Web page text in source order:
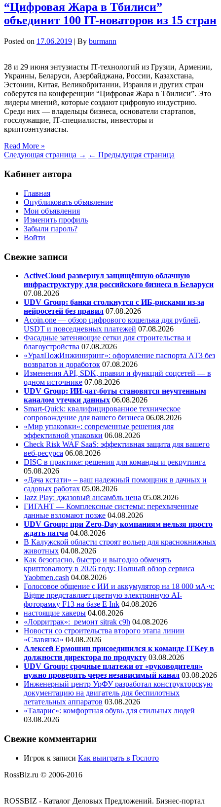
“Цифровая Жара в Тбилиси”
объединит 100 IT-новаторов из 15 стран
Posted on 17.06.2019 | By burmann
28 и 29 июня энтузиасты IT-технологий из Грузии, Армении,
Украины, Беларуси, Азербайджана, России, Казахстана,
Эстонии, Китая, Великобритании, Израиля и других стран
соберутся на конференции “Цифровая Жара в Тбилиси”. Это
лидеры мнений, которые создают цифровую индустрию.
Среди них — владельцы бизнеса, основатели стартапов,
госслужащие, IT-специалисты, инвесторы и
криптоэнтузиасты.
Read More »
Следующая страница → ← Предыдущая страница
Кабинет автора
Главная
Опубликовать объявление
Мои объявления
Изменить профиль
Забыли пароль?
Войти
Свежие записи
ActiveCloud развернул защищённую облачную
инфраструктуру для российского бизнеса в Беларуси
07.08.2026
UDV Group: банки столкнутся с ИБ-рисками из-за
нейросетей без правил 07.08.2026
Acoin.one — обзор цифрового кошелька для рублей,
USDT и повседневных платежей 07.08.2026
Фасадные затеняющие сетки для строительства и
благоустройства 07.08.2026
«УралПожИнжиниринг»: оформление паспорта АТЗ без
возвратов и доработок 07.08.2026
Изменения API, SDK, правил и функций соцсетей — в
одном источнике 07.08.2026
UDV Group: ИИ-чат-боты становятся неучтенным
каналом утечки данных 06.08.2026
Smart-Quick: квалифицированное техническое
сопровождение для вашего бизнеса 06.08.2026
«Мир упаковки»: современные решения для
эффективной упаковки 06.08.2026
Check Risk WAF SaaS: эффективная защита для вашего
веб-ресурса 06.08.2026
DISC в практике: решения для команды и рекрутинга
05.08.2026
«Дача кстати» – ваш надежный помощник в дачных и
садовых работах 05.08.2026
Jazz Play: джазовый ансамбль цена 05.08.2026
ГИГАНТ — Комплексные системы: перехваченные
данные взломают позже 04.08.2026
UDV Group: при Zero-Day компаниям нельзя просто
ждать патча 04.08.2026
В Калужской области строят вольер для краснокнижных
животных 04.08.2026
Как безопасно, быстро и выгодно обменять
криптовалюту в 2026 году: Полный обзор сервиса
Yaobmen.cash 04.08.2026
Голосовое общение с ИИ и аккумулятор на 18 000 мА·ч:
Bigme представляет цветную электронную AI-
фоторамку F13 на базе E Ink 04.08.2026
настоящие хакеры 04.08.2026
«Лорритрак»: ремонт sitrak c9h 04.08.2026
Новости со строительства второго этапа линии
«Славянка» 04.08.2026
Алексей Ермошин присоединился к команде ITKey в
должности директора по продукту 03.08.2026
UDV Group: срочные платежи от «руководителя»
нужно проверять через независимый канал 03.08.2026
Инженерный центр УрФУ разработал конструкторскую
документацию на двигатель для беспилотных
летательных аппаратов 03.08.2026
«Таларис»: комфортная обувь для стильных людей
03.08.2026
Свежие комментарии
Игрок к записи Как выиграть в Гослото
RossBiz.ru © 2006-2016
ROSSBIZ - Каталог Деловых Предложений. Бизнес-портал